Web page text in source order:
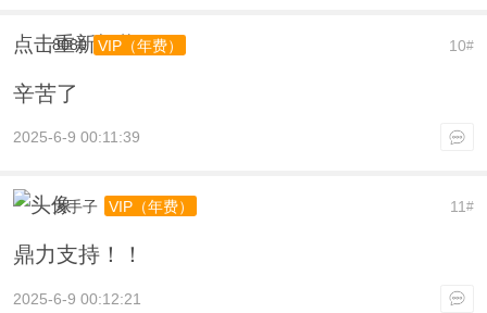
点击重新加载 10#
8080 VIP（年费）
辛苦了
2025-6-9 00:11:39
11#
大手子 VIP（年费）
鼎力支持！！
2025-6-9 00:12:21